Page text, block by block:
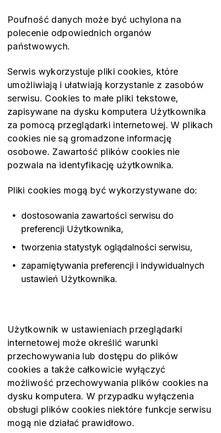
Poufność danych może być uchylona na
polecenie odpowiednich organów
państwowych.
Serwis wykorzystuje pliki cookies, które
umożliwiają i ułatwiają korzystanie z zasobów
serwisu. Cookies to małe pliki tekstowe,
zapisywane na dysku komputera Użytkownika
za pomocą przeglądarki internetowej. W plikach
cookies nie są gromadzone informację
osobowe. Zawartość plików cookies nie
pozwala na identyfikację użytkownika.
Pliki cookies mogą być wykorzystywane do:
dostosowania zawartości serwisu do
preferencji Użytkownika,
tworzenia statystyk oglądalności serwisu,
zapamiętywania preferencji i indywidualnych
ustawień Użytkownika.
Użytkownik w ustawieniach przeglądarki
internetowej może określić warunki
przechowywania lub dostępu do plików
cookies a także całkowicie wyłączyć
możliwość przechowywania plików cookies na
dysku komputera. W przypadku wyłączenia
obsługi plików cookies niektóre funkcje serwisu
mogą nie działać prawidłowo.